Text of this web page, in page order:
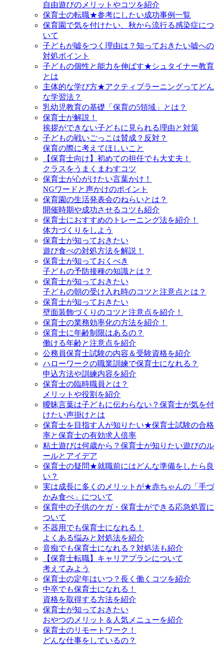
自由遊びのメリットやコツを紹介
保育士の転職★参考にしたい成功事例一覧
保育園で気を付けたい、秋から流行る感染症につ
いて
子どもが嘘をつく理由は？知っておきたい嘘への
対処ポイント
子どもの個性と能力を伸ばす★シュタイナー教育
とは
主体的な学び方★アクティブラーニングってどん
な学習法？
乳幼児教育の基礎「保育の5領域」とは？
保育士が解説！
挨拶ができない子どもに見られる理由と対策
子どもの戦いごっこは賛成？反対？
保育の際に考えてほしいこと
【保育士向け】初めての担任でも大丈夫！
クラスをうまくまわすコツ
保育士が心がけたい言葉かけ！
NGワードと声かけのポイント
保育園の生活発表会のねらいとは？
開催時期や成功させるコツも紹介
保育士におすすめのトレーニング法を紹介！
体力づくりをしよう
保育士が知っておきたい
遊び食べの対処方法を解説！
保育士が知っておくべき
子どもの予防接種の知識とは？
保育士が知っておきたい
子どもの朝の受け入れ時のコツと注意点とは？
保育士が知っておきたい
壁面装飾づくりのコツと注意点を紹介！
保育士の業務効率化の方法を紹介！
保育士に年齢制限はあるの？
働ける年齢と注意点を紹介
公務員保育士試験の内容＆受験資格を紹介
ハローワークの職業訓練で保育士になれる？
申込方法や訓練内容を紹介
保育士の臨時職員とは？
メリットや役割を紹介
曖昧言葉は子どもに伝わらない？保育士が気を付
けたい声掛けとは
保育士を目指す人が知りたい★保育士試験の合格
率と保育士の有効求人倍率
粘土遊びは何歳から？保育士が知りたい遊びのル
ールとアイデア
保育士の疑問★就職前にはどんな準備をしたら良
い？
実は成長に多くのメリットが★赤ちゃんの「手づ
かみ食べ」について
保育中の子供のケガ・保育士ができる応急処置に
ついて
不器用でも保育士になれる！
よくある悩みと対処法を紹介
音痴でも保育士になれる？対処法も紹介
【保育士転職】キャリアプランについて
考えてみよう
保育士の定年はいつ？長く働くコツを紹介
中卒でも保育士になれる！
資格を取得する方法を紹介
保育士が知っておきたい
おやつのメリット＆人気メニューを紹介
保育士のリモートワーク！
どんな仕事をしているの？